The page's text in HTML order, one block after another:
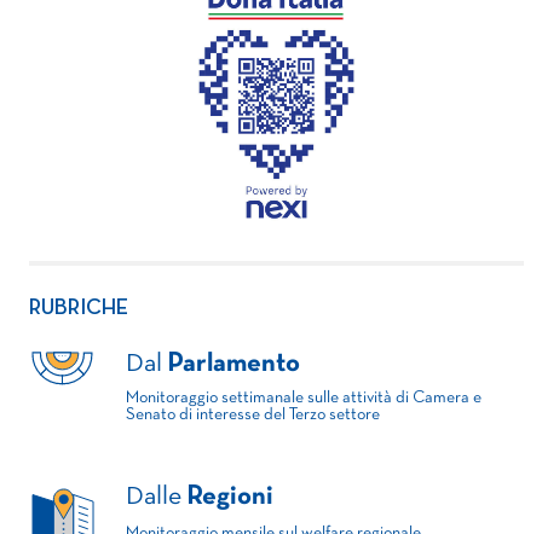
RUBRICHE
Dal Parlamento
Monitoraggio settimanale sulle attività di Camera e
Senato di interesse del Terzo settore
Dalle Regioni